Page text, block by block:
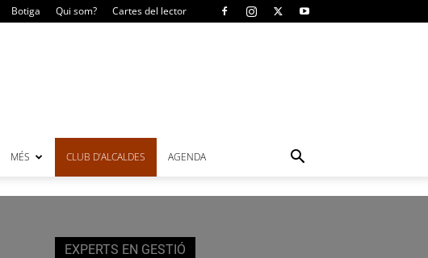
Botiga Qui som? Cartes del lector
MÉS CLUB D’ALCALDES AGENDA
EXPERTS EN GESTIÓ